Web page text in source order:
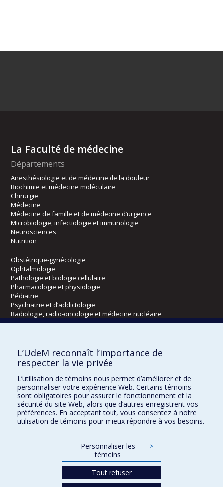
La Faculté de médecine
Départements
Anesthésiologie et de médecine de la douleur
Biochimie et médecine moléculaire
Chirurgie
Médecine
Médecine de famille et de médecine d’urgence
Microbiologie, infectiologie et immunologie
Neurosciences
Nutrition
Obstétrique-gynécologie
Ophtalmologie
Pathologie et biologie cellulaire
Pharmacologie et physiologie
Pédiatrie
Psychiatrie et d’addictologie
Radiologie, radio-oncologie et médecine nucléaire
Écoles
Kinésiologie et des sciences de l’activité physique
Orthophonie et audiologie
Réadaptation
Directions
DPC
CPASS
L’UdeM reconnaît l’importance de
respecter la vie privée
L’utilisation de témoins nous permet d’améliorer et de
personnaliser votre expérience Web. Certains témoins
sont obligatoires pour assurer le fonctionnement et la
sécurité du site Web, alors que d’autres enregistrent vos
préférences. En acceptant tout, vous consentez à notre
utilisation de témoins pour mieux répondre à vos besoins.
Personnaliser les
témoins
>
Tout refuser